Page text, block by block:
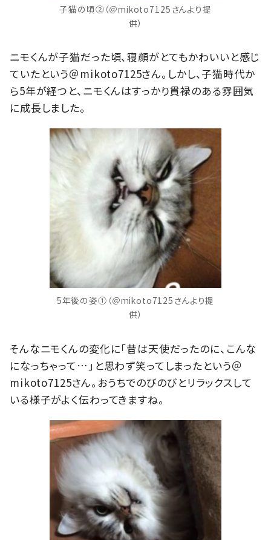
子猫の頃②（＠mikoto7125さんより提
供）
ニモくんが子猫だった頃、寝顔がとてもかわいいと感じ
ていたという＠mikoto7125さん。しかし、子猫時代か
ら5年が経つと、ニモくんはすっかり貫禄のある雰囲気
に成長しました。
5年後の姿①（＠mikoto7125さんより提
供）
そんなニモくんの変化に「昔は天使だったのに、こんな
になっちゃって…」と思わず笑ってしまったという＠
mikoto7125さん。おうちでのびのびとリラックスして
いる様子がよく伝わってきますね。